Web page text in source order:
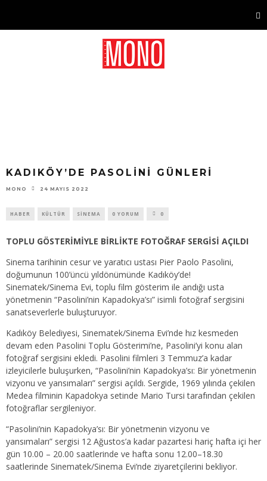
KADIKÖY’DE PASOLİNİ GÜNLERİ
MONO 24 MAYIS 2022
HABER KÜLTÜR SINEMA 0 YORUM 0
TOPLU GÖSTERİMİYLE BİRLİKTE FOTOĞRAF SERGİSİ AÇILDI
Sinema tarihinin cesur ve yaratıcı ustası Pier Paolo Pasolini,
doğumunun 100’üncü yıldönümünde Kadıköy’de!
Sinematek/Sinema Evi, toplu film gösterim ile andığı usta
yönetmenin “Pasolini’nin Kapadokya’sı” isimli fotoğraf sergisini
sanatseverlerle buluşturuyor.
Kadıköy Belediyesi, Sinematek/Sinema Evi’nde hız kesmeden
devam eden Pasolini Toplu Gösterimi’ne, Pasolini’yi konu alan
fotoğraf sergisini ekledi. Pasolini filmleri 3 Temmuz’a kadar
izleyicilerle buluşurken, “Pasolini’nin Kapadokya’sı: Bir yönetmenin
vizyonu ve yansımaları” sergisi açıldı. Sergide, 1969 yılında çekilen
Medea filminin Kapadokya setinde Mario Tursi tarafından çekilen
fotoğraflar sergileniyor.
“Pasolini’nin Kapadokya’sı: Bir yönetmenin vizyonu ve
yansımaları” sergisi 12 Ağustos’a kadar pazartesi hariç hafta içi her
gün 10.00 – 20.00 saatlerinde ve hafta sonu 12.00–18.30
saatlerinde Sinematek/Sinema Evi‘nde ziyaretçilerini bekliyor.